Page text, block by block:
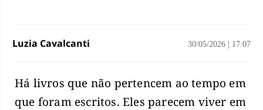
Luzia Cavalcanti 30/05/2026 17:07
Há livros que não pertencem ao tempo em
que foram escritos. Eles parecem viver em